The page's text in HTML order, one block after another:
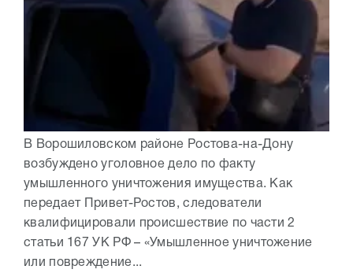
В Ворошиловском районе Ростова-на-Дону
возбуждено уголовное дело по факту
умышленного уничтожения имущества. Как
передает Привет-Ростов, следователи
квалифицировали происшествие по части 2
статьи 167 УК РФ – «Умышленное уничтожение
или повреждение...